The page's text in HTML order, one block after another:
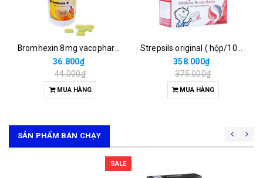
36.800₫
44.000₫
MUA HÀNG
358.000₫
375.000₫
MUA HÀNG
SẢN PHẨM BÁN CHẠY
SALE